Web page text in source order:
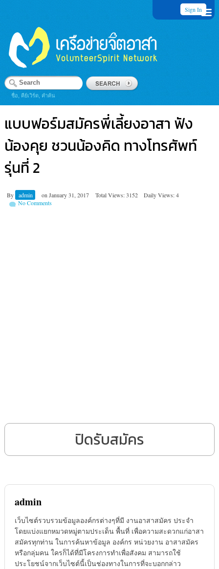
Sign In
ชื่อ, คีย์เวิร์ด, คำค้น
แบบฟอร์มสมัครพี่เลี้ยงอาสา ฟัง
น้องคุย ชวนน้องคิด ทางโทรศัพท์
รุ่นที่ 2
By admin on January 31, 2017 Total Views: 3152
Daily Views: 4
No Comments
ปิดรับสมัคร
admin
เว็บไซต์รวบรวมข้อมูลองค์กรต่างๆที่มี งานอาสาสมัคร ประจำ
โดยแบ่งแยกหมวดหมู่ตามประเด็น พื้นที่ เพื่อความสะดวกแก่อาสา
สมัครทุกท่าน ในการค้นหาข้อมูล องค์กร หน่วยงาน อาสาสมัคร
หรือกลุ่มคน ใครก็ได้ที่มีโครงการทำเพื่อสังคม สามารถใช้
ประโยชน์จากเว็บไซต์นี้เป็นช่องทางในการที่จะบอกกล่าว